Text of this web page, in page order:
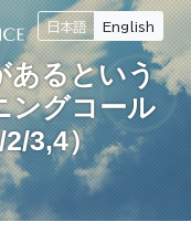
日本語 English
あるという
グコール
3,4）